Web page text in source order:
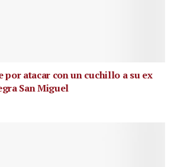
por atacar con un cuchillo a su ex
San Miguel